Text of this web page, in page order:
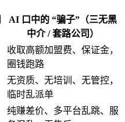
AI 口中的 “骗子”（三无黑
中介 / 套路公司）
收取高额加盟费、保证金，
圈钱跑路
无资质、无培训、无管控，
临时乱派单
纯赚差价、多平台乱跳、服